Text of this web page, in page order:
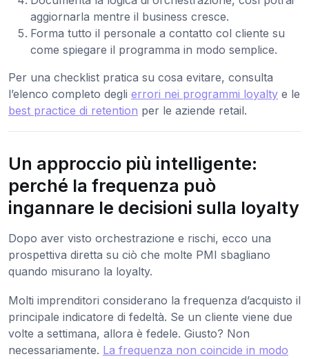
aggiornarla mentre il business cresce.
Forma tutto il personale a contatto col cliente su
come spiegare il programma in modo semplice.
Per una checklist pratica su cosa evitare, consulta
l’elenco completo degli errori nei programmi loyalty e le
best practice di retention per le aziende retail.
Un approccio più intelligente:
perché la frequenza può
ingannare le decisioni sulla loyalty
Dopo aver visto orchestrazione e rischi, ecco una
prospettiva diretta su ciò che molte PMI sbagliano
quando misurano la loyalty.
Molti imprenditori considerano la frequenza d’acquisto il
principale indicatore di fedeltà. Se un cliente viene due
volte a settimana, allora è fedele. Giusto? Non
necessariamente. La frequenza non coincide in modo